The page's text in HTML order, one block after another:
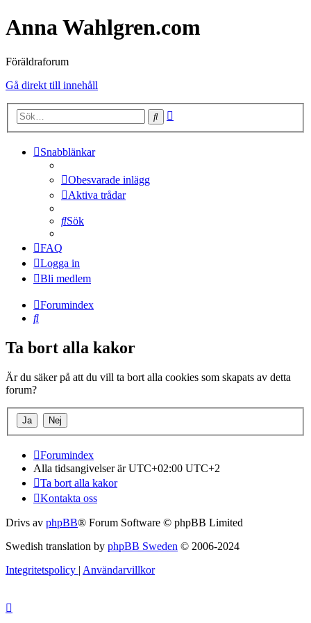
Anna Wahlgren.com
Föräldraforum
Gå direkt till innehåll
Sök
Snabblänkar
Obesvarade inlägg
Aktiva trådar
Sök
FAQ
Logga in
Bli medlem
Forumindex
Sök
Ta bort alla kakor
Är du säker på att du vill ta bort alla cookies som skapats av detta
forum?
Forumindex
Alla tidsangivelser är UTC+02:00 UTC+2
Ta bort alla kakor
Kontakta oss
Drivs av phpBB® Forum Software © phpBB Limited
Swedish translation by phpBB Sweden © 2006-2024
Integritetspolicy | Användarvillkor